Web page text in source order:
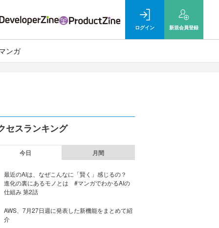
ログイン 新規会員登録
ンガ
セスランキング
今日 月間
最近のAIは、なぜこんなに「賢く」感じるの？
進化の裏にあるモノとは #マンガでわかるAIの
仕組み 第2話
AWS、7月27日週に発表した新機能をまとめて紹
介